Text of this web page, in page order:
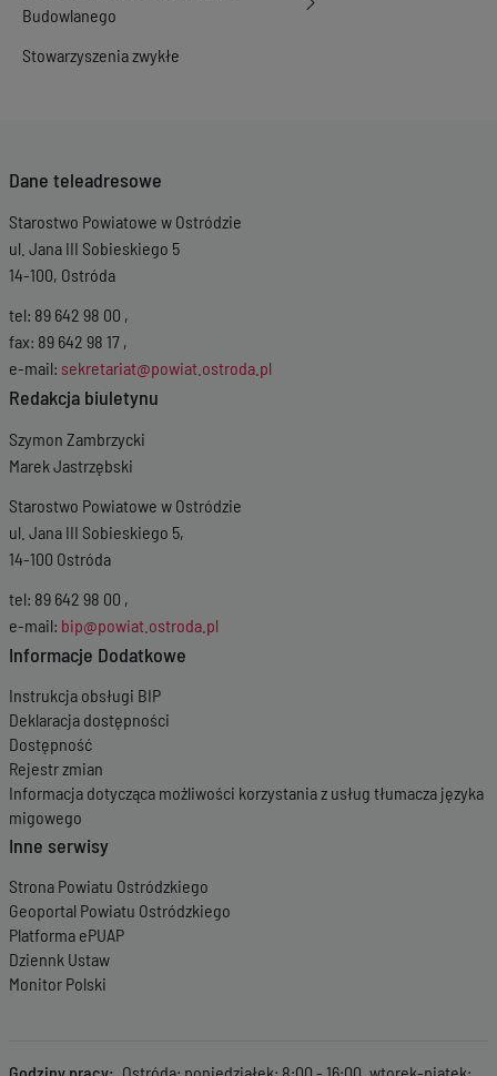
Budowlanego
Stowarzyszenia zwykłe
Dane teleadresowe
Starostwo Powiatowe w Ostródzie
ul. Jana III Sobieskiego 5
14-100, Ostróda
tel: 89 642 98 00 ,
fax: 89 642 98 17 ,
e-mail: sekretariat@powiat.ostroda.pl
Redakcja biuletynu
Szymon Zambrzycki
Marek Jastrzębski
Starostwo Powiatowe w Ostródzie
ul. Jana III Sobieskiego 5,
14-100 Ostróda
tel: 89 642 98 00 ,
e-mail: bip@powiat.ostroda.pl
Informacje Dodatkowe
Instrukcja obsługi BIP
Deklaracja dostępności
Dostępność
Rejestr zmian
Informacja dotycząca możliwości korzystania z usług tłumacza języka
migowego
Inne serwisy
Strona Powiatu Ostródzkiego
Geoportal Powiatu Ostródzkiego
Platforma ePUAP
Dziennk Ustaw
Monitor Polski